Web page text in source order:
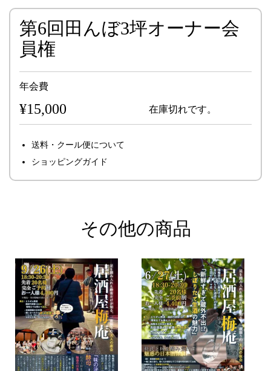
第6回田んぼ3坪オーナー会
員権
年会費
¥15,000 在庫切れです。
送料・クール便について
ショッピングガイド
その他の商品